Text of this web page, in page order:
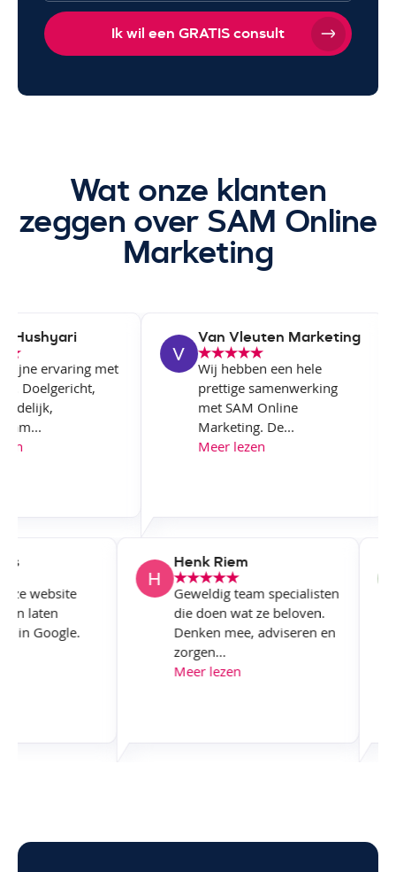
Ik wil een GRATIS consult
Wat onze klanten
zeggen over SAM Online
Marketing
fijne ervaring met
Doelgericht,
Van Vleuten Marketing
Wij hebben een hele
prettige samenwerking
met SAM Online
Marketing. De...
Meer lezen
website
en laten
in Google.
Henk Riem
Geweldig team specialisten
die doen wat ze beloven.
Denken mee, adviseren en
zorgen...
Meer lezen